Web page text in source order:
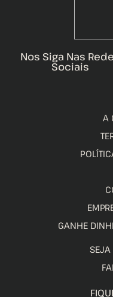
Nos Siga Nas
Sociais
A
GANHE
SEJA